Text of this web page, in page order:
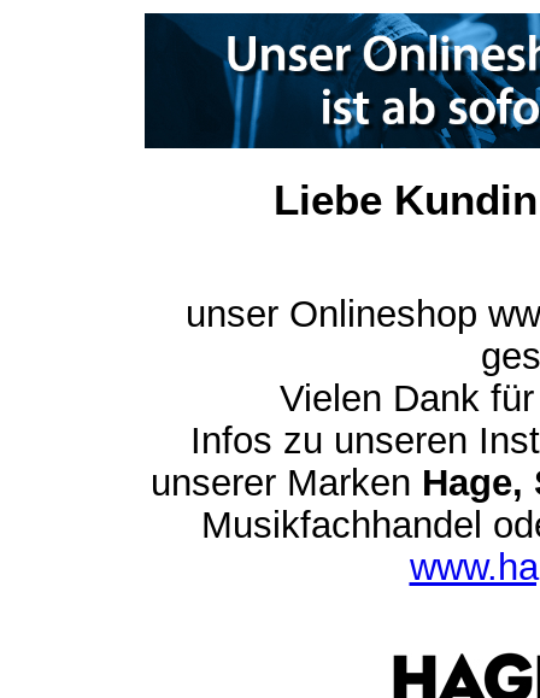
Liebe
unser Onlineshop
Vielen Dank
Infos zu unseren
unserer Marken Hage,
Musikfachhandel